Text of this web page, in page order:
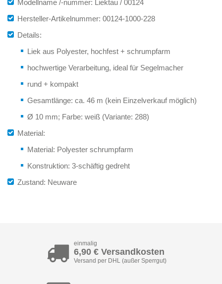
Modellname /-nummer: Liektau / 00124
Hersteller-Artikelnummer: 00124-1000-228
Details:
Liek aus Polyester, hochfest + schrumpfarm
hochwertige Verarbeitung, ideal für Segelmacher
rund + kompakt
Gesamtlänge: ca. 46 m (kein Einzelverkauf möglich)
Ø 10 mm; Farbe: weiß (Variante: 288)
Material:
Material: Polyester schrumpfarm
Konstruktion: 3-schäftig gedreht
Zustand: Neuware
einmalig
6,90 € Versandkosten
Versand per DHL (außer Sperrgut)